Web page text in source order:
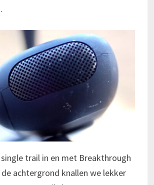
trail in en met Breakthrough
de achtergrond knallen we lekker